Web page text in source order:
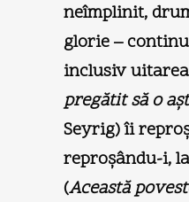
neîmplinit,
glorie –
inclusiv
pregătit să o
Seyrig) îi
reproşându-i,
(Această